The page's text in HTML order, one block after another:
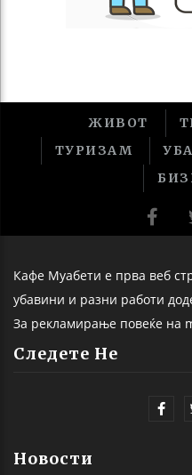
ЖИВОТ
ТУРИЗАМ
Кафе Муабети е прва веб
убавини и разни работи
За рекламирање повеќе на
Следете Не
Новости